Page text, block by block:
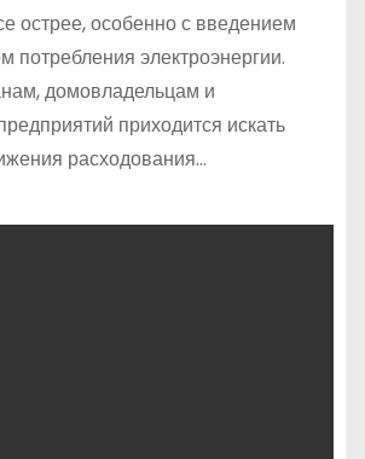
острее, особенно с введением
потребления электроэнергии.
домовладельцам и
приходится искать
расходования…